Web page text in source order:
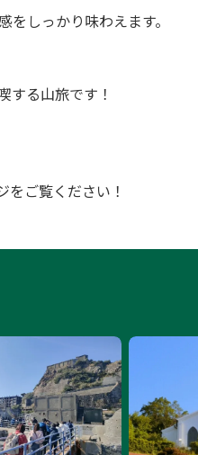
しっかり味わえます。
する山旅です！
ご覧ください！